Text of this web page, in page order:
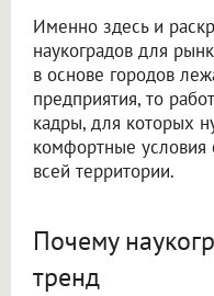
Именно здесь и
наукоградов для
в основе городов
предприятия, то
кадры, для которых
комфортные условия
всей территории.
Почему
тренд